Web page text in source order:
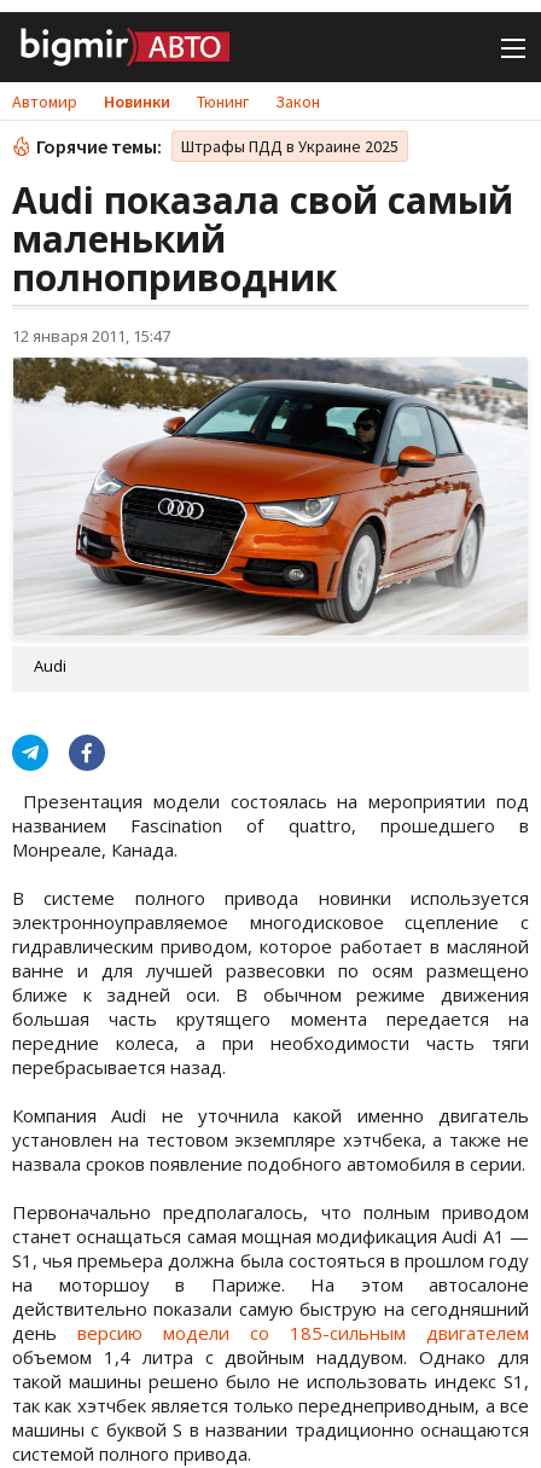
Автомир Новинки Тюнинг Закон
Горячие темы: Штрафы ПДД в Украине 2025
Audi показала свой самый
маленький
полноприводник
12 января 2011, 15:47
Audi
Презентация модели состоялась на мероприятии под
названием Fascination of quattro, прошедшего в
Монреале, Канада.
В системе полного привода новинки используется
электронноуправляемое многодисковое сцепление с
гидравлическим приводом, которое работает в масляной
ванне и для лучшей развесовки по осям размещено
ближе к задней оси. В обычном режиме движения
большая часть крутящего момента передается на
передние колеса, а при необходимости часть тяги
перебрасывается назад.
Компания Audi не уточнила какой именно двигатель
установлен на тестовом экземпляре хэтчбека, а также не
назвала сроков появление подобного автомобиля в серии.
Первоначально предполагалось, что полным приводом
станет оснащаться самая мощная модификация Audi A1 —
S1, чья премьера должна была состояться в прошлом году
на моторшоу в Париже. На этом автосалоне
действительно показали самую быструю на сегодняшний
день версию модели со 185-сильным двигателем
объемом 1,4 литра с двойным наддувом. Однако для
такой машины решено было не использовать индекс S1,
так как хэтчбек является только переднеприводным, а все
машины с буквой S в названии традиционно оснащаются
системой полного привода.